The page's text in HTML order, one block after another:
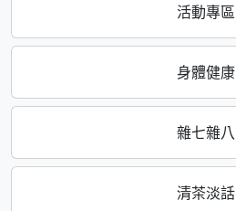
活動專區
身體健康
雜七雜八
清茶淡話